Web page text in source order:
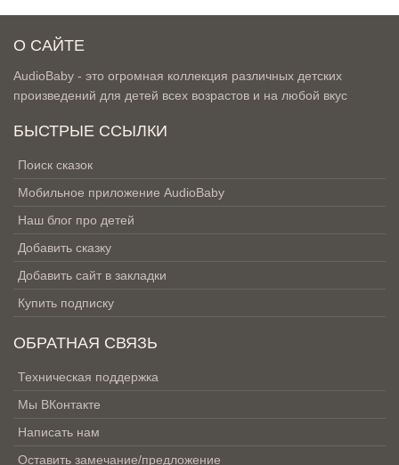
О САЙТЕ
AudioBaby - это огромная коллекция различных детских
произведений для детей всех возрастов и на любой вкус
БЫСТРЫЕ ССЫЛКИ
Поиск сказок
Мобильное приложение AudioBaby
Наш блог про детей
Добавить сказку
Добавить сайт в закладки
Купить подписку
ОБРАТНАЯ СВЯЗЬ
Техническая поддержка
Мы ВКонтакте
Написать нам
Оставить замечание/предложение